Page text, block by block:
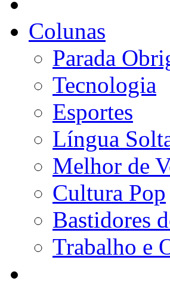
Colunas
Parada
Tecnologia
Esportes
Língua
Melhor de
Cultura Pop
Bastidores
Trabalho e